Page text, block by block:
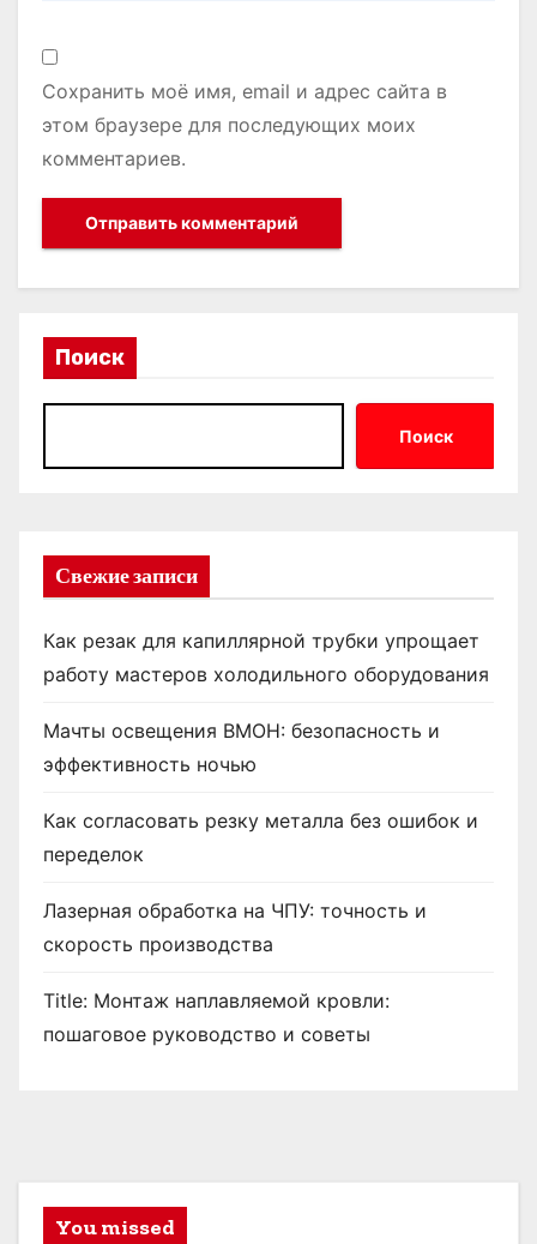
Сохранить моё имя, email и адрес сайта в
этом браузере для последующих моих
комментариев.
Поиск
Поиск
Свежие записи
Как резак для капиллярной трубки упрощает
работу мастеров холодильного оборудования
Мачты освещения ВМОН: безопасность и
эффективность ночью
Как согласовать резку металла без ошибок и
переделок
Лазерная обработка на ЧПУ: точность и
скорость производства
Title: Монтаж наплавляемой кровли:
пошаговое руководство и советы
You missed